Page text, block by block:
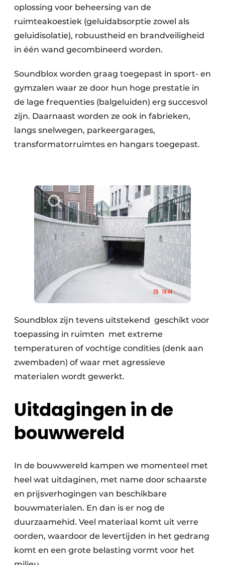
oplossing voor beheersing van de
ruimteakoestiek (geluidabsorptie zowel als
geluidisolatie), robuustheid en brandveiligheid
in één wand gecombineerd worden.
Soundblox worden graag toegepast in sport- en
gymzalen waar ze door hun hoge prestatie in
de lage frequenties (balgeluiden) erg succesvol
zijn. Daarnaast worden ze ook in fabrieken,
langs snelwegen, parkeergarages,
transformatorruimtes en hangars toegepast.
Soundblox zijn tevens uitstekend geschikt voor
toepassing in ruimten met extreme
temperaturen of vochtige condities (denk aan
zwembaden) of waar met agressieve
materialen wordt gewerkt.
Uitdagingen in de
bouwwereld
In de bouwwereld kampen we momenteel met
heel wat uitdaginen, met name door schaarste
en prijsverhogingen van beschikbare
bouwmaterialen. En dan is er nog de
duurzaamehid. Veel materiaal komt uit verre
oorden, waardoor de levertijden in het gedrang
komt en een grote belasting vormt voor het